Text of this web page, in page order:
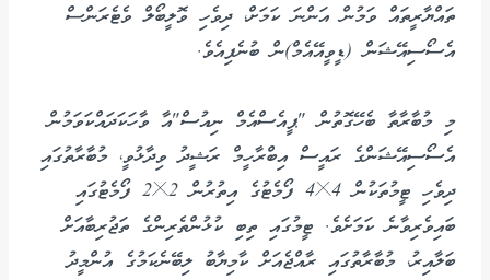
ތައްޔާރީތައް ވަމުން އަންނަ ކަމަށް، ދިވެހި ވޮލީބޯލް ވެޓެރަންސް
އެސޯސިއޭޝަން (ޑީވީއޭއެމް)ން ބުނެފިއެވެ.
މި މުބާރާތާ ބެހޭގޮތުން "ޕީއެސްއެމް ނިއުސް"އާ ވާހަކަދައްކަވަމުން
އެސޯސިއޭޝަންގެ ރައީސް އިބްރާހީމް ރަޝީދު ވިދާޅުވީ، މުބާރާތުގައި
ދިވެހި ޓީމުތަކުން 4×4 ފޯމެޓުގެ އިތުރުން 2×2 ފޯމެޓުގައި
ބައިވެރިވާނެ ކަމަށެވެ. ޓީމުގައި ތިބި ކުޅުންތެރިންގެ ތަޖުރިބާއަށް
ބަލާއިރު، މުބާރާތުގައި ރާއްޖެއަށް ކާމިޔާބު ލިބޭނެކަމުގެ އުންމީދު